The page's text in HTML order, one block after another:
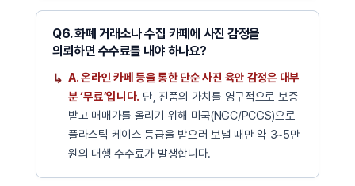
Q6. 화폐 거래소나 수집 카페에 사진 감정을
의뢰하면 수수료를 내야 하나요?
A. 온라인 카페 등을 통한 단순 사진 육안 감정은 대부
분 ‘무료’입니다. 단, 진품의 가치를 영구적으로 보증
받고 매매가를 올리기 위해 미국(NGC/PCGS)으로
플라스틱 케이스 등급을 받으러 보낼 때만 약 3~5만
원의 대행 수수료가 발생합니다.